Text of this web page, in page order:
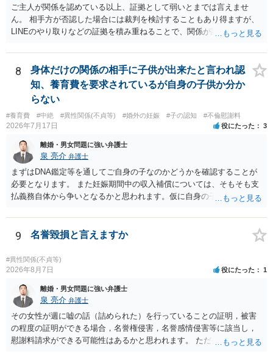
書士との協議になると思います。請求するか，訴訟にするか，その点
の見極めや，相手方は性交類似行為は認めているのか，それさえも否
定しているのかによって，考え方・進め方は変わってくると思いま
あれば，本人（行政書士でも同じだと思います。）への対応ではあま
り変わらないように思います。減額で折り合えるなら本人様の交渉で
もよいように思いますが，ゼロかどうかの観点であれば，訴訟に進む
しかなくなるようにも思います。そうしますと，お近くの弁護士に相
談して進めることを検討した方がよいようにも思います。
ご主人が関係を認めている以上、証拠として弱いとまでは言えませ
ん。 相手方が否認した場合には裁判を検討することもあり得ますが、
LINEのやり取りなどの証拠を積み重ねることで、関係が認定される余
個別の事情によりますので、お早めに弁護士に相談されることをおす
すめします。
8
身体だけの関係の相手に子供が出来たと言われ認
知、養育費を要求されているが自身の子供か分か
らない
#養育費 #中絶 #異性関係(不貞等) #婚外の妊娠 #子の認知 #不倫慰謝料
2026年7月17日 役にたった 3
離婚・男女問題に強い弁護士
泉 亮介 弁護士
まずはDNA鑑定等を通してご自身の子なのかどうかを確認することが
必要となります。 また妊娠期間中の収入補償については、そもそも支
払義務自体から争いとなるかと思われます。仮に自身の子であったと
相手に弁護士がついているということであれば、依頼をするかしない
かは別として一度ご自身も個別に弁護士に相談をされたほうが良いで
9 名誉毀損と言えますか
#異性関係(不貞等)
2026年8月7日 役にたった 1
離婚・男女問題に強い弁護士
泉 亮介 弁護士
その女性が週に嘘の話（詰められた）を行っていることの証明，被害
の程度の証明ができる場合，名誉権侵害，名誉感情侵害等に該当し，
慰謝料請求ができる可能性はあるかと思われます。 ただ弁護士費用を